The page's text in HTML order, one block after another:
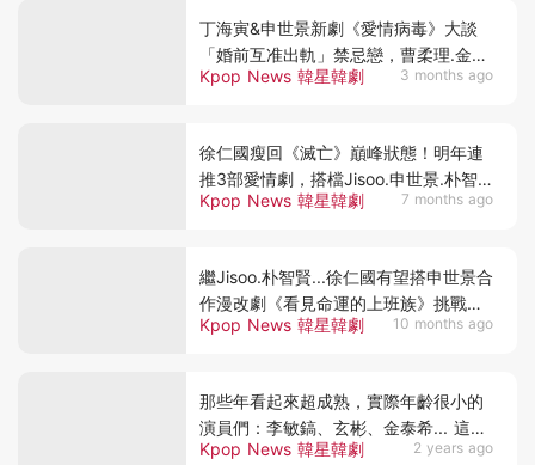
Kpop News 韓星韓劇 3 months ago
丁海寅&申世景新劇《愛情病毒》大談
「婚前互准出軌」禁忌戀，曹柔理.金東
輝也加盟
Kpop News 韓星韓劇 7 months ago
徐仁國瘦回《滅亡》巔峰狀態！明年連
推3部愛情劇，搭檔Jisoo.申世景.朴智
賢全是女神～
Kpop News 韓星韓劇 10 months ago
繼Jisoo.朴智賢...徐仁國有望搭申世景合
作漫改劇《看見命運的上班族》挑戰辦
公室題材~
Kpop News 韓星韓劇 2 years ago
那些年看起來超成熟，實際年齡很小的
演員們：李敏鎬、玄彬、金泰希... 這兩
人同齡卻演舅甥！